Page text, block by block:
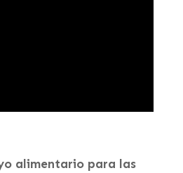
alimentario para las